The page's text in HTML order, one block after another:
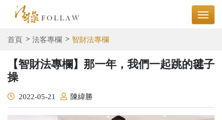
首頁 法客專欄 智財法專欄
【智財法專欄】那一年，我們一起跳的毽子
操
2022-05-21 陳緯勝